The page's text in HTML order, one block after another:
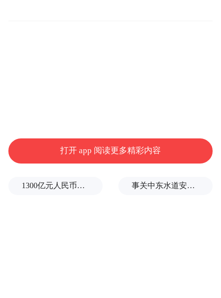
以色列军方官员说，从那以后，伊朗已经从
其剩余的导弹储备中发射了大约400枚导弹，
打开 app 阅读更多精彩内容
1300亿元人民币，阿根廷：同中国延长5年货币互换协议 事关中东水道安全，沙特、埃及、土耳其、巴基斯坦外长举行会晤